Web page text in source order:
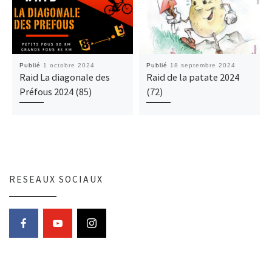
Publié 1 octobre 2024
Raid La diagonale des
Préfous 2024 (85)
Publié 18 septembre 2024
Raid de la patate 2024
(72)
RESEAUX SOCIAUX